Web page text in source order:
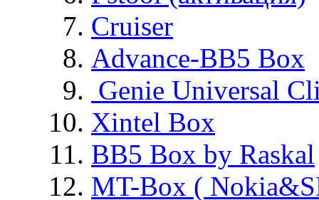
Cruiser
Advance-BB5 Box
Genie Universal
Xintel Box
BB5 Box by Raskal
MT-Box (